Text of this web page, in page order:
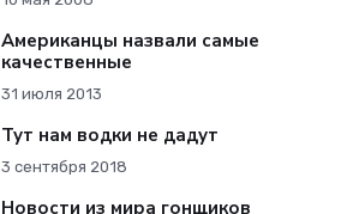
Американцы назвали самые
качественные
31 июля 2013
Тут нам водки не дадут
3 сентября 2018
Новости из мира гонщиков